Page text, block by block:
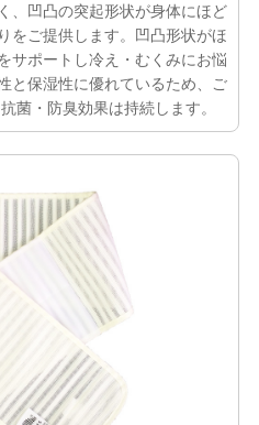
、凹凸の突起形状が身体にほど
をご提供します。凹凸形状がほ
サポートし冷え・むくみにお悩
と保湿性に優れているため、ご
菌・防臭効果は持続します。